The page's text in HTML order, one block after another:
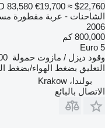
83,580 €19,700 ≈ $22,760
الشاحنات - عربة مقطورة
2006
800,000 كم
Euro 5
وقود ديزل / مازوت حمولة
التعليق بضغط الهواء/بضغط
بولندا، Krakow
الاتصال بالبائع